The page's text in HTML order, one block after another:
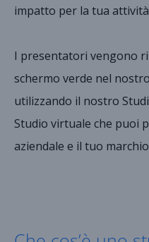
impatto per la tua
I presentatori vengono
schermo verde nel
utilizzando il nostro
Studio virtuale che puoi
aziendale e il tuo